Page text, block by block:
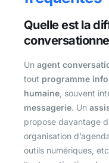
Quelle est la
Un agent
tout programme
humaine , souvent
messagerie. Un
propose davantage
organisation
outils numériques,